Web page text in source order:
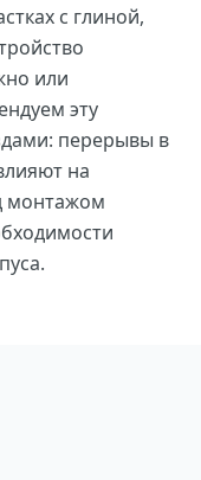
с глиной,
или
эту
перерывы в
на
монтажом